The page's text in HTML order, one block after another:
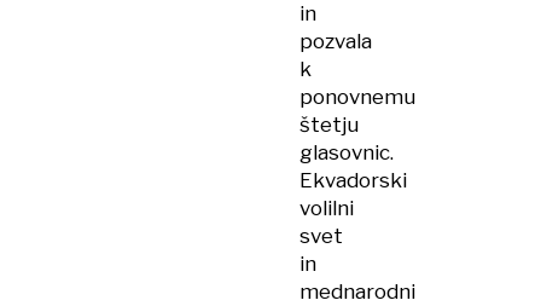
in
pozvala
k
ponovnemu
štetju
glasovnic.
Ekvadorski
volilni
svet
in
mednarodni